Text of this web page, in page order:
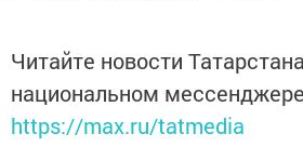
Читайте новости
национальном
https://max.ru/tatmedia